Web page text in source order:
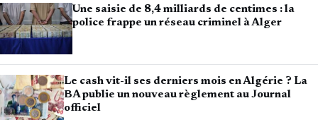
Une saisie de 8,4 milliards de centimes : la
police frappe un réseau criminel à Alger
Le cash vit-il ses derniers mois en Algérie ? La
BA publie un nouveau règlement au Journal
officiel